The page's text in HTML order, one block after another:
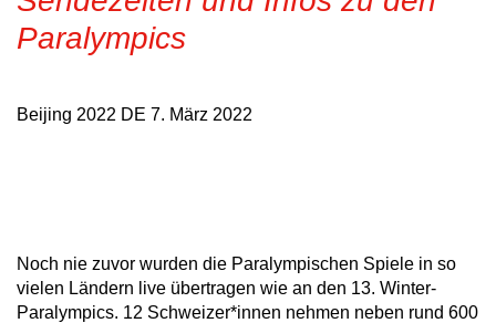
Paralympics
Beijing 2022 DE 7. März 2022
Noch nie zuvor wurden die Paralympischen Spiele in so
vielen Ländern live übertragen wie an den 13. Winter-
Paralympics. 12 Schweizer*innen nehmen neben rund 600